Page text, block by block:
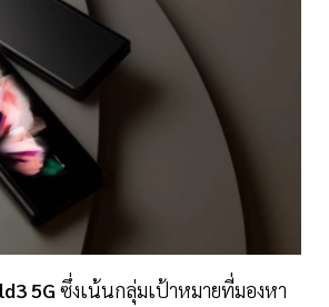
5G ซึ่งเน้นกลุ่มเป้าหมายที่มองหา